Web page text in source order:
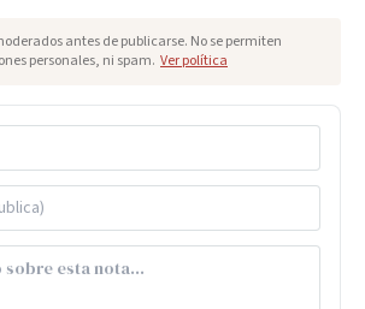
antes de publicarse. No se permiten
personales, ni spam. Ver política